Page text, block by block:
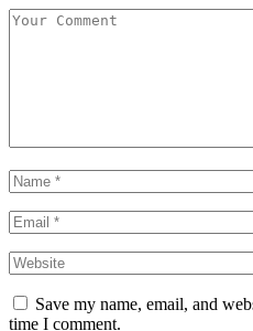
Save my name, email, and
time I comment.